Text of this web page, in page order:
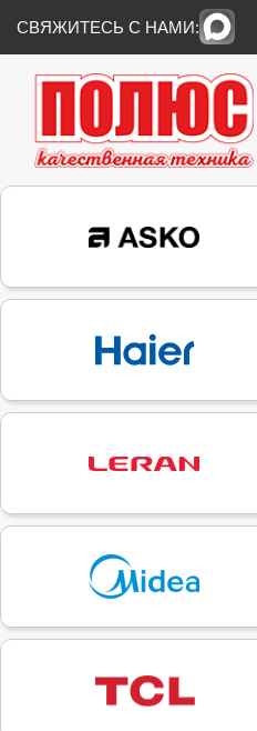
СВЯЖИТЕСЬ С НАМИ: